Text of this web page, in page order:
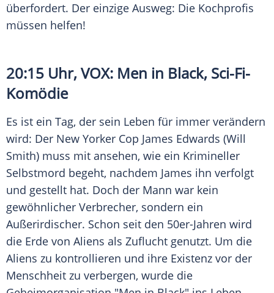
überfordert. Der einzige Ausweg: Die Kochprofis
müssen helfen!
20:15 Uhr,VOX: Men in Black, Sci-Fi-
Komödie
Es ist ein Tag, der sein Leben für immer verändern
wird: Der New Yorker Cop James Edwards (Will
Smith) muss mit ansehen, wie ein Krimineller
Selbstmord begeht, nachdem James ihn verfolgt
und gestellt hat. Doch der Mann war kein
gewöhnlicher Verbrecher, sondern ein
Außerirdischer. Schon seit den 50er-Jahren wird
die Erde von Aliens als Zuflucht genutzt. Um die
Aliens zu kontrollieren und ihre Existenz vor der
Menschheit zu verbergen, wurde die